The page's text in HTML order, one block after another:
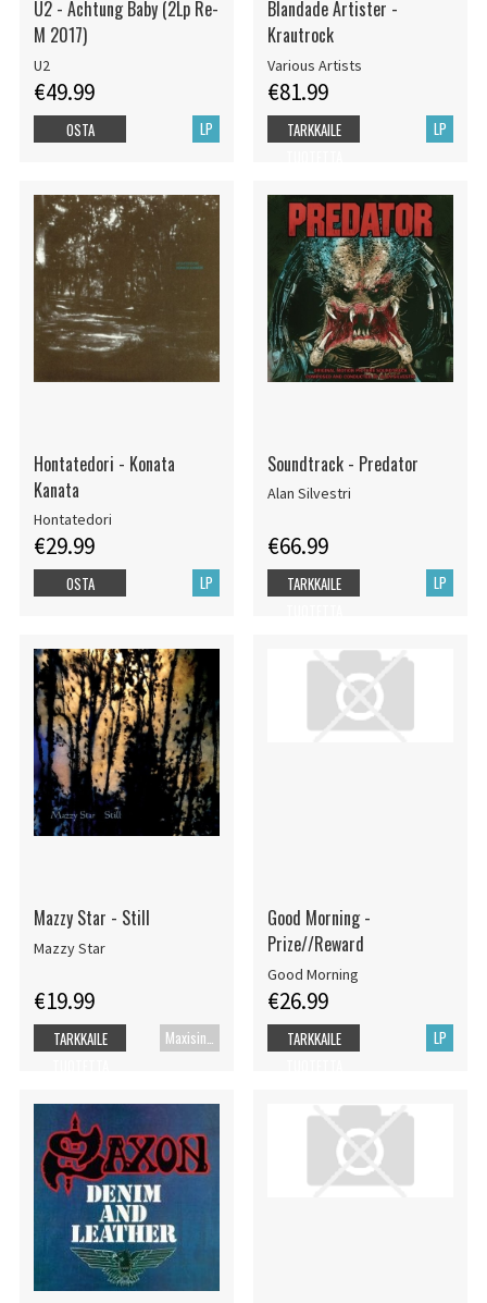
U2 - Achtung Baby (2Lp Re-
M 2017)
U2
€49.99
LP
OSTA
Blandade Artister -
Krautrock
Various Artists
€81.99
LP
TARKKAILE
Hontatedori - Konata
Kanata
Hontatedori
€29.99
LP
OSTA
Soundtrack - Predator
Alan Silvestri
€66.99
LP
TARKKAILE
Mazzy Star - Still
Mazzy Star
€19.99
TARKKAILE
Good Morning -
Prize//Reward
Good Morning
€26.99
LP
TARKKAILE